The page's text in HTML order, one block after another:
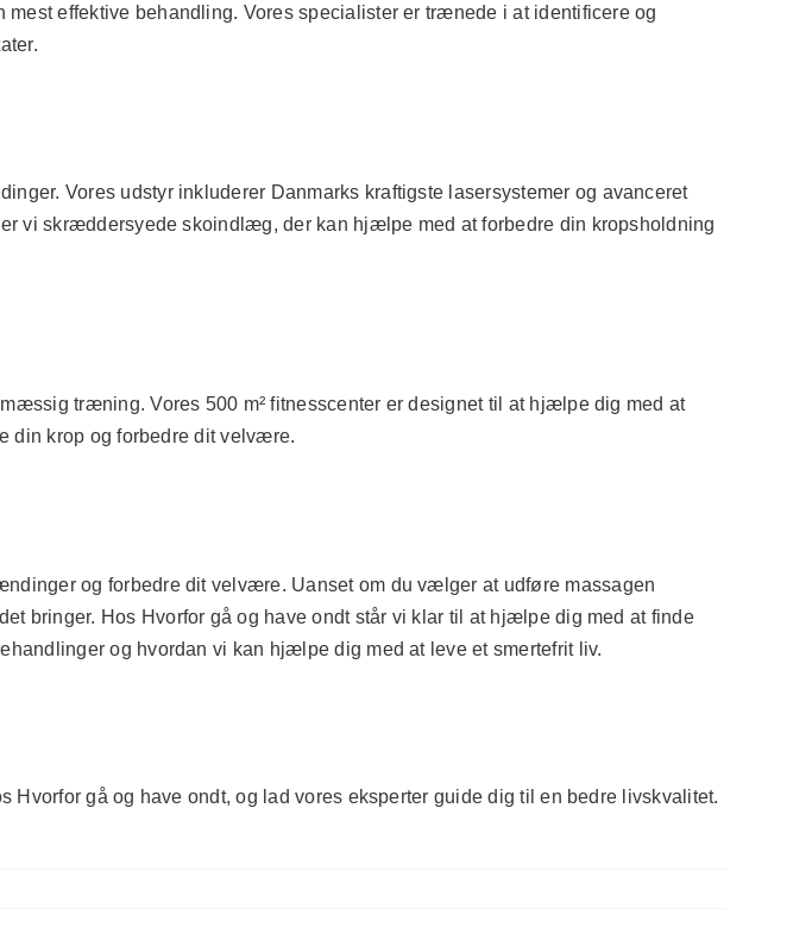
effektive behandling. Vores specialister er trænede i at identificere og
Vores udstyr inkluderer Danmarks kraftigste lasersystemer og avanceret
vi skræddersyede skoindlæg, der kan hjælpe med at forbedre din kropsholdning
træning. Vores 500 m² fitnesscenter er designet til at hjælpe dig med at
din krop og forbedre dit velvære.
og forbedre dit velvære. Uanset om du vælger at udføre massagen
bringer. Hos Hvorfor gå og have ondt står vi klar til at hjælpe dig med at finde
og hvordan vi kan hjælpe dig med at leve et smertefrit liv.
gå og have ondt, og lad vores eksperter guide dig til en bedre livskvalitet.